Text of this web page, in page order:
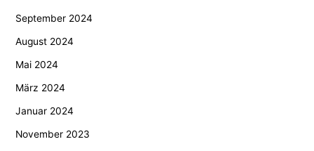
September 2024
August 2024
Mai 2024
März 2024
Januar 2024
November 2023